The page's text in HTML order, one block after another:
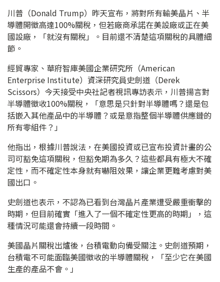
川普（Donald Trump）昨天宣布，將對所有輸美晶片、半
導體開徵高達100%關稅，但若廠商承諾在美設廠或正在美
國設廠，「就沒有關稅」。目前還不清楚這項關稅的具體細
節。
經貿專家、華府智庫美國企業研究所（American
Enterprise Institute）資深研究員史劍道（Derek
Scissors）今天接受中央社記者視訊專訪表示，川普揚言對
半導體徵收100%關稅，「意思是只針對半導體嗎？還是包
括嵌入其他產品中的半導體？或是意指整個半導體供應鏈的
所有零組件？」
他指出，根據川普說法，在美國投資或已宣布投資計畫的公
司可豁免這項關稅，但豁免期為多久？這些都具有極大不確
定性，而不確定性本身就有嚇阻效果，讓企業更難考慮對美
國出口。
史劍道也表示，不認為已看到台灣晶片產業遭受嚴重衝擊的
時期，但目前確實「進入了一個不確定性更高的時期」，這
種情況可能還會持續一段時間。
美國晶片關稅出爐後，台積電動向備受關注。史劍道預期，
台積電不可能面臨美國徵收的半導體關稅，「至少它在美國
生產的產品不會。」